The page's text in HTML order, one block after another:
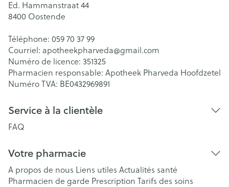
Ed. Hammanstraat 44
8400 Oostende
Téléphone: 059 70 37 99
Courriel: apotheekpharveda@gmail.com
Numéro de licence: 351325
Pharmacien responsable: Apotheek Pharveda Hoofdzetel
Numéro TVA: BE0432969891
Service à la clientèle
FAQ
Votre pharmacie
A propos de nous Liens utiles Actualités santé
Pharmacien de garde Prescription Tarifs des soins